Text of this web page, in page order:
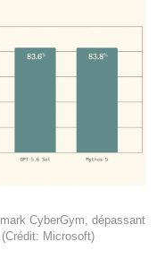
CyberGym, dépassant
Microsoft)